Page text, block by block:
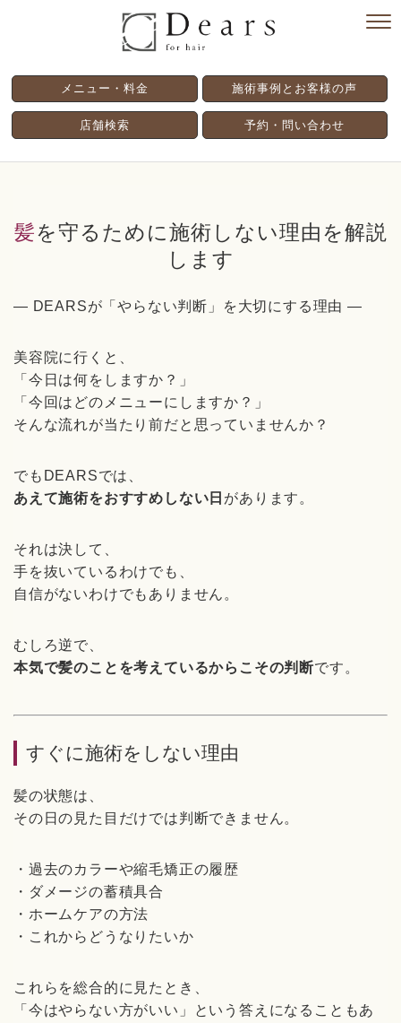
メニュー・料金 施術事例とお客様の声
店舗検索 予約・問い合わせ
髪を守るために施術しない理由を解説
します
― DEARSが「やらない判断」を大切にする理由 ―
美容院に行くと、
「今日は何をしますか？」
「今回はどのメニューにしますか？」
そんな流れが当たり前だと思っていませんか？
でもDEARSでは、
あえて施術をおすすめしない日 があります。
それは決して、
手を抜いているわけでも、
自信がないわけでもありません。
むしろ逆で、
本気で髪のことを考えているからこその判断です。
すぐに施術をしない理由
髪の状態は、
その日の見た目だけでは判断できません。
・過去のカラーや縮毛矯正の履歴
・ダメージの蓄積具合
・ホームケアの方法
・これからどうなりたいか
これらを総合的に見たとき、
「今はやらない方がいい」という答えになることもあ